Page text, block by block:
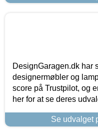
DesignGaragen.dk har
designermøbler og
score på Trustpilot, og
her for at se deres
Se udvalget